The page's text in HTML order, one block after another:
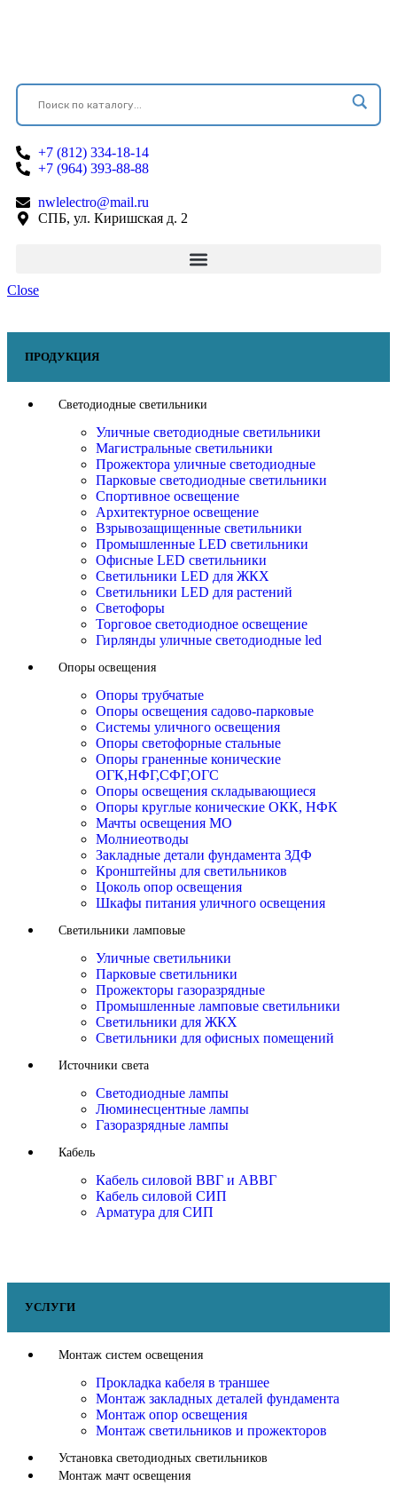
+7 (812) 334-18-14
+7 (964) 393-88-88
nwlelectro@mail.ru
СПБ, ул. Киришская д. 2
Close
ПРОДУКЦИЯ
Светодиодные светильники
Уличные светодиодные светильники
Магистральные светильники
Прожектора уличные светодиодные
Парковые светодиодные светильники
Спортивное освещение
Архитектурное освещение
Взрывозащищенные светильники
Промышленные LED светильники
Офисные LED светильники
Cветильники LED для ЖКХ
Светильники LED для растений
Светофоры
Торговое светодиодное освещение
Гирлянды уличные светодиодные led
Опоры освещения
Опоры трубчатые
Опоры освещения садово-парковые
Системы уличного освещения
Опоры светофорные стальные
Опоры граненные конические
ОГК,НФГ,СФГ,ОГС
Опоры освещения складывающиеся
Опоры круглые конические ОКК, НФК
Мачты освещения МО
Молниеотводы
Закладные детали фундамента ЗДФ
Кронштейны для светильников
Цоколь опор освещения
Шкафы питания уличного освещения
Светильники ламповые
Уличные светильники
Парковые светильники
Прожекторы газоразрядные
Промышленные ламповые светильники
Светильники для ЖКХ
Светильники для офисных помещений
Источники света
Светодиодные лампы
Люминесцентные лампы
Газоразрядные лампы
Кабель
Кабель силовой ВВГ и АВВГ
Кабель силовой СИП
Арматура для СИП
УСЛУГИ
Монтаж систем освещения
Прокладка кабеля в траншее
Монтаж закладных деталей фундамента
Монтаж опор освещения
Монтаж светильников и прожекторов
Установка светодиодных светильников
Монтаж мачт освещения